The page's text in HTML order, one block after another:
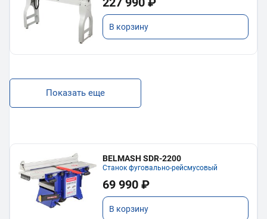
В корзину
Показать еще
BELMASH SDR-2200
Станок фуговально-рейсмусовый
69 990 ₽
В корзину